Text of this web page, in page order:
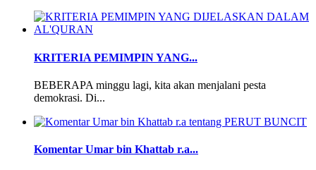
KRITERIA PEMIMPIN YANG...
BEBERAPA minggu lagi, kita akan menjalani pesta
demokrasi. Di...
Komentar Umar bin Khattab r.a...